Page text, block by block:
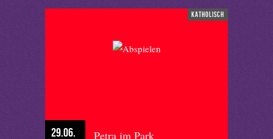
katholisch
29.06. Petra im Park